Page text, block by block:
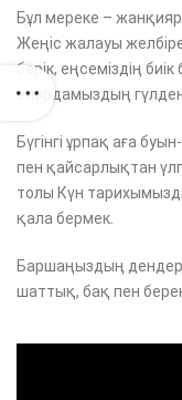
Бұл мереке – жанқияр
Жеңіс жалауы
берік, еңсеміздің
елордамыздың
Бүгінгі ұрпақ аға
пен қайсарлықтан
толы Күн
қала бермек.
Баршаңыздың
шаттық, бақ пен